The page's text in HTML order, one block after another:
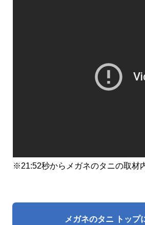
※21:52秒からメガネのタニの取材
メガネのタニ トップ